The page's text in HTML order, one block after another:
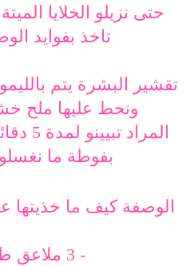
حتى نزيلو الخلايا
تاخذ بفوايد
تقشير البشرة يتم
ونحط عليها ملح
بفوطة ما
الوصفة كيف ما خذيتها
- 3 ملاعق طحين الأرز